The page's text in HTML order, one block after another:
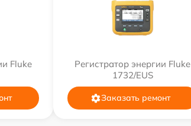
Fluke
Регистратор энергии Fluke
1732/EUS
Заказать ремонт